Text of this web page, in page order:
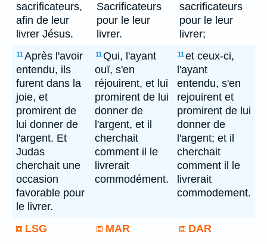
sacrificateurs,
afin de leur
livrer Jésus.
Sacrificateurs
pour le leur
livrer.
sacrificateurs
pour le leur
livrer;
11Après l'avoir
entendu, ils
furent dans la
joie, et
promirent de
lui donner de
l'argent. Et
Judas
cherchait une
occasion
favorable pour
le livrer.
11Qui, l'ayant
ouï, s'en
réjouirent, et lui
promirent de lui
donner de
l'argent, et il
cherchait
comment il le
livrerait
commodément.
11et ceux-ci,
l'ayant
entendu, s'en
rejouirent et
promirent de lui
donner de
l'argent; et il
cherchait
comment il le
livrerait
commodement.
LSG MAR DAR